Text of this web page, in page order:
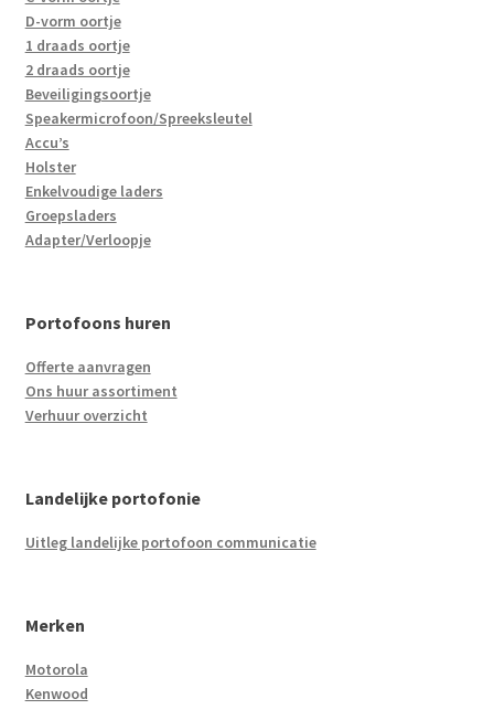
D-vorm oortje
1 draads oortje
2 draads oortje
Beveiligingsoortje
Speakermicrofoon/Spreeksleutel
Accu’s
Holster
Enkelvoudige laders
Groepsladers
Adapter/Verloopje
Portofoons huren
Offerte aanvragen
Ons huur assortiment
Verhuur overzicht
Landelijke portofonie
Uitleg landelijke portofoon communicatie
Merken
Motorola
Kenwood